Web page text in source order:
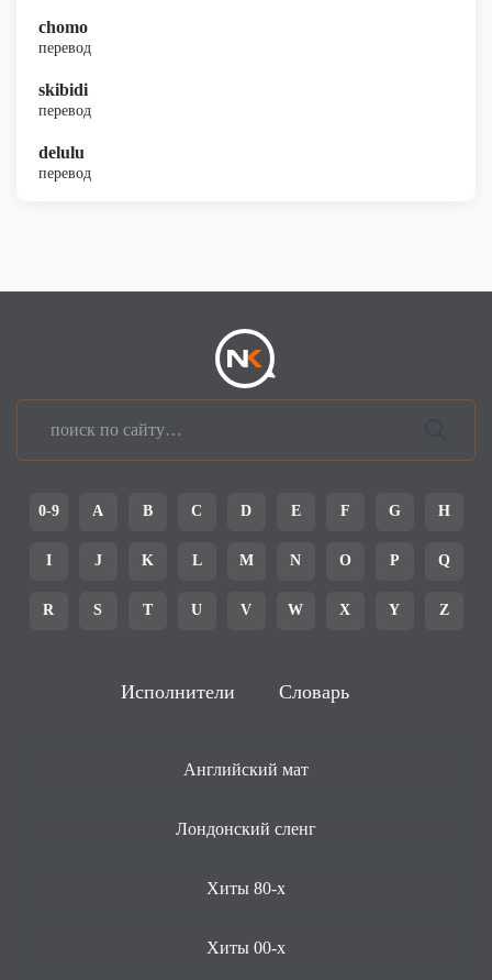
chomo
перевод
skibidi
перевод
delulu
перевод
0-9 A B C D E F G H
I J K L M N O P Q
R S T U V W X Y Z
Исполнители Словарь
Английский мат
Лондонский сленг
Хиты 80-х
Хиты 00-х